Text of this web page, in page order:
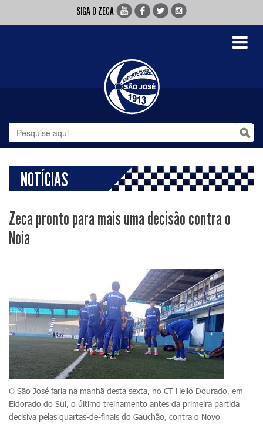
SIGA O ZECA
Toggle
NOTÍCIAS
Zeca pronto para mais uma decisão contra o
Noia
O São José faria na manhã desta sexta, no CT Helio Dourado, em
Eldorado do Sul, o último treinamento antes da primeira partida
decisiva pelas quartas-de-finais do Gauchão, contra o Novo